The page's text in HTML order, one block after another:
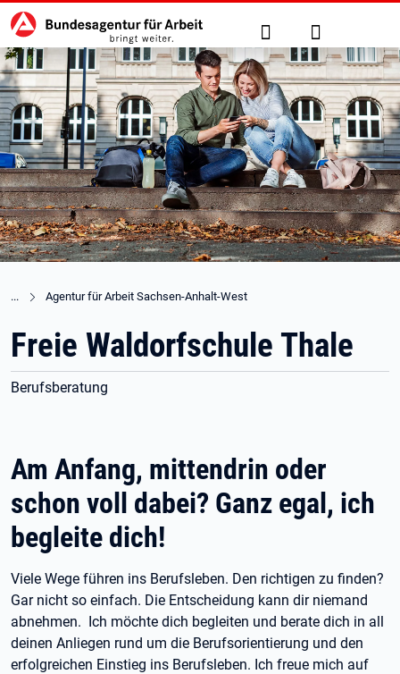
zu den Hauptinhalten springen
Hauptnavigation Suche Anmelden
Agentur für Arbeit Sachsen-Anhalt-West
Freie Waldorfschule Thale
Berufsberatung
Am Anfang, mittendrin oder
schon voll dabei? Ganz egal, ich
begleite dich!
Viele Wege führen ins Berufsleben. Den richtigen zu finden?
Gar nicht so einfach. Die Entscheidung kann dir niemand
abnehmen. Ich möchte dich begleiten und berate dich in all
deinen Anliegen rund um die Berufsorientierung und den
erfolgreichen Einstieg ins Berufsleben. Ich freue mich auf